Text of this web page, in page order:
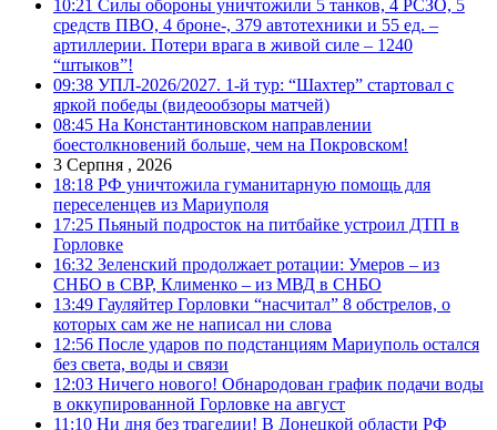
10:21 Силы обороны уничтожили 5 танков, 4 РСЗО, 5
средств ПВО, 4 броне-, 379 автотехники и 55 ед. –
артиллерии. Потери врага в живой силе – 1240
“штыков”!
09:38 УПЛ-2026/2027. 1-й тур: “Шахтер” стартовал с
яркой победы (видеообзоры матчей)
08:45 На Константиновском направлении
боестолкновений больше, чем на Покровском!
3 Серпня , 2026
18:18 РФ уничтожила гуманитарную помощь для
переселенцев из Мариуполя
17:25 Пьяный подросток на питбайке устроил ДТП в
Горловке
16:32 Зеленский продолжает ротации: Умеров – из
СНБО в СВР, Клименко – из МВД в СНБО
13:49 Гауляйтер Горловки “насчитал” 8 обстрелов, о
которых сам же не написал ни слова
12:56 После ударов по подстанциям Мариуполь остался
без света, воды и связи
12:03 Ничего нового! Обнародован график подачи воды
в оккупированной Горловке на август
11:10 Ни дня без трагедии! В Донецкой области РФ